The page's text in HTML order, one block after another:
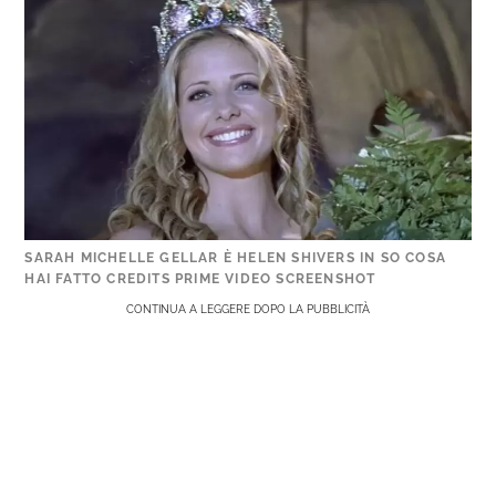
SARAH MICHELLE GELLAR È HELEN SHIVERS IN SO COSA
HAI FATTO CREDITS PRIME VIDEO SCREENSHOT
CONTINUA A LEGGERE DOPO LA PUBBLICITÀ